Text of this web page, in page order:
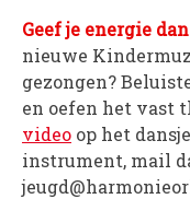
Geef je energie
nieuwe
gezongen?
en oefen het vast
video op het
instrument, mail